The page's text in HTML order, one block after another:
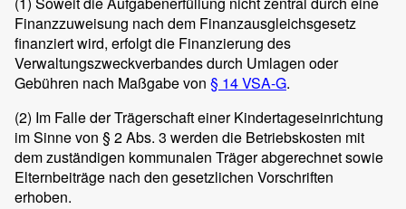
Finanzzuweisung nach dem Finanzausgleichsgesetz
finanziert wird, erfolgt die Finanzierung des
Verwaltungszweckverbandes durch Umlagen oder
Gebühren nach Maßgabe von § 14 VSA-G.
(2) Im Falle der Trägerschaft einer Kindertageseinrichtung
im Sinne von § 2 Abs. 3 werden die Betriebskosten mit
dem zuständigen kommunalen Träger abgerechnet sowie
Elternbeiträge nach den gesetzlichen Vorschriften
erhoben.